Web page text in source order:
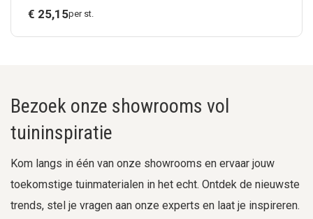
€ 25,15per st.
Bezoek onze showrooms vol
tuininspiratie
Kom langs in één van onze showrooms en ervaar jouw
toekomstige tuinmaterialen in het echt. Ontdek de nieuwste
trends, stel je vragen aan onze experts en laat je inspireren.